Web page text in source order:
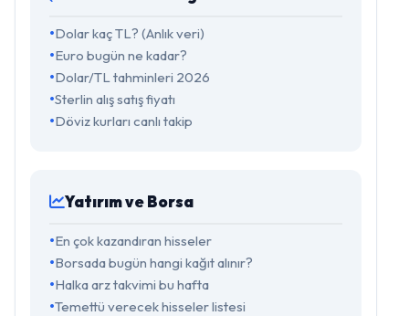
Dolar kaç TL? (Anlık veri)
Euro bugün ne kadar?
Dolar/TL tahminleri 2026
Sterlin alış satış fiyatı
Döviz kurları canlı takip
Yatırım ve Borsa
En çok kazandıran hisseler
Borsada bugün hangi kağıt alınır?
Halka arz takvimi bu hafta
Temettü verecek hisseler listesi